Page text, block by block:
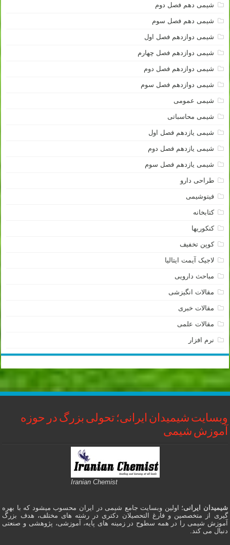
شیمی دهم فصل دوم
شیمی دهم فصل سوم
شیمی دوازدهم فصل اول
شیمی دوازدهم فصل چهارم
شیمی دوازدهم فصل دوم
شیمی دوازدهم فصل سوم
شیمی عمومی
شیمی محاسباتی
شیمی یازدهم فصل اول
شیمی یازدهم فصل دوم
شیمی یازدهم فصل سوم
طراحی دارو
فیتوشیمی
کتابخانه
کنکوریها
کوپن تخفیف
لاجیک آیمت ایتالیا
مباحث دارویی
مقالات انگیزشی
مقالات خبری
مقالات علمی
نرم افزار
وبسایت شیمیدان ایرانی؛ تحولی بزرگ در حوزه
آموزش شیمی
Iranian Chemist
شیمیدان ایرانی؛ اولین وبسایت جامع شیمی در ایران محسوب میشود که با بهره
گیری از متخصصین و فارغ التحصیلان دکتری در رشته های مختلف، هدف بزرگ
آموزش شیمی را در همه سطوح در زمینه های پایه، آموزشی، پژوهشی و صنعتی
دنبال می کند.